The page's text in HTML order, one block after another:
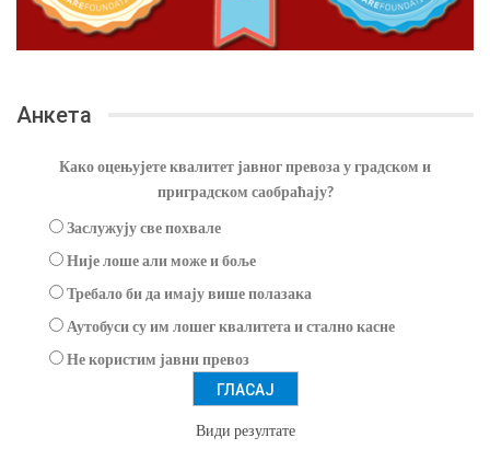
Анкета
Како оцењујете квалитет јавног превоза у градском и
приградском саобраћају?
Заслужују све похвале
Није лоше али може и боље
Требало би да имају више полазака
Аутобуси су им лошег квалитета и стално касне
Не користим јавни превоз
Види резултате